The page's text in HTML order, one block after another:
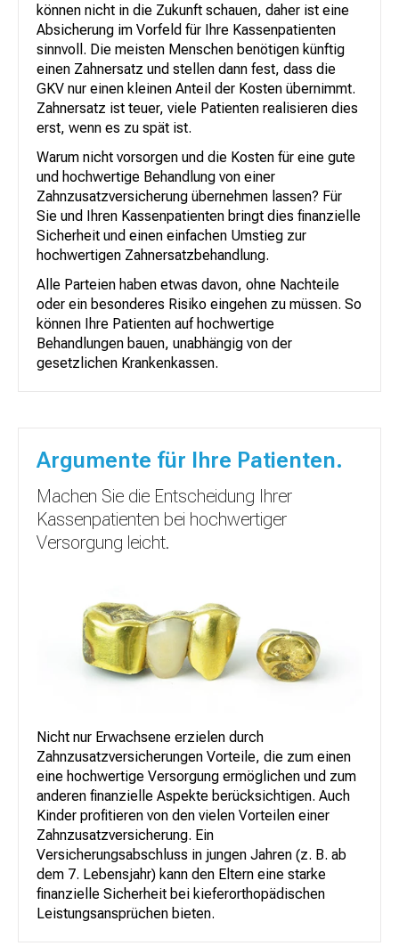
können nicht in die Zukunft schauen, daher ist eine
Absicherung im Vorfeld für Ihre Kassenpatienten
sinnvoll. Die meisten Menschen benötigen künftig
einen Zahnersatz und stellen dann fest, dass die
GKV nur einen kleinen Anteil der Kosten übernimmt.
Zahnersatz ist teuer, viele Patienten realisieren dies
erst, wenn es zu spät ist.
Warum nicht vorsorgen und die Kosten für eine gute
und hochwertige Behandlung von einer
Zahnzusatzversicherung übernehmen lassen? Für
Sie und Ihren Kassenpatienten bringt dies finanzielle
Sicherheit und einen einfachen Umstieg zur
hochwertigen Zahnersatzbehandlung.
Alle Parteien haben etwas davon, ohne Nachteile
oder ein besonderes Risiko eingehen zu müssen. So
können Ihre Patienten auf hochwertige
Behandlungen bauen, unabhängig von der
gesetzlichen Krankenkassen.
Argumente für Ihre Patienten.
Machen Sie die Entscheidung Ihrer
Kassenpatienten bei hochwertiger
Versorgung leicht.
Nicht nur Erwachsene erzielen durch
Zahnzusatzversicherungen Vorteile, die zum einen
eine hochwertige Versorgung ermöglichen und zum
anderen finanzielle Aspekte berücksichtigen. Auch
Kinder profitieren von den vielen Vorteilen einer
Zahnzusatzversicherung. Ein
Versicherungsabschluss in jungen Jahren (z. B. ab
dem 7. Lebensjahr) kann den Eltern eine starke
finanzielle Sicherheit bei kieferorthopädischen
Leistungsansprüchen bieten.